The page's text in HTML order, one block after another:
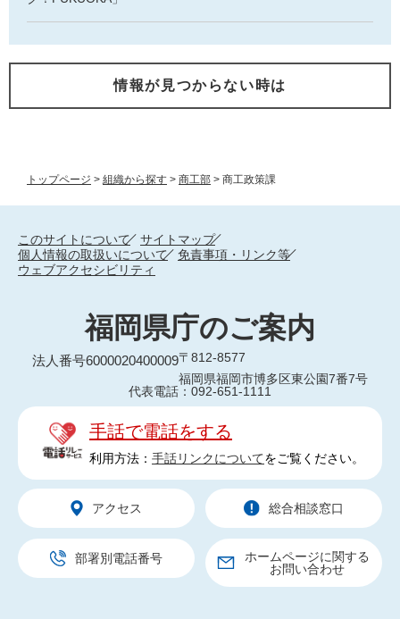
トップページ > 組織から探す > 商工部 > 商工政策課
情報が見つからない時は
このサイトについて
サイトマップ
個人情報の取扱いについて
免責事項・リンク等
ウェブアクセシビリティ
福岡県庁のご案内
法人番号6000020400009〒812-8577
福岡県福岡市博多区東公園7番7号
代表電話：092-651-1111
手話で電話をする
利用方法： 手話リンクについてをご覧ください。
アクセス 総合相談窓口
部署別電話番号
ホームページに関する
お問い合わせ